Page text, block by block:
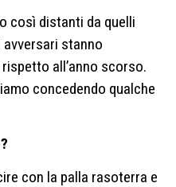
così distanti da quelli
avversari stanno
all’anno scorso.
concedendo qualche
con la palla rasoterra e